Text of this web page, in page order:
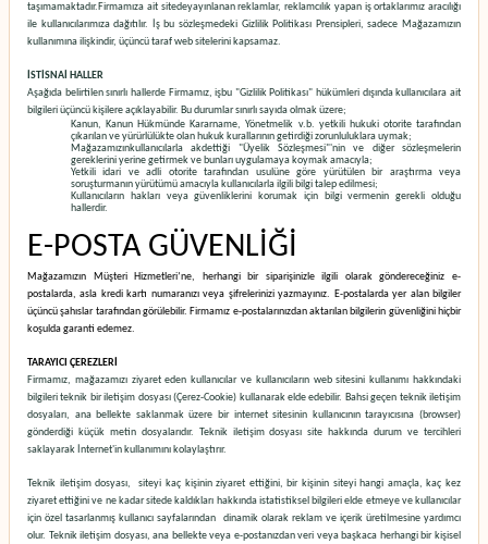
taşımamaktadır.Firmamıza ait sitedeyayınlanan reklamlar, reklamcılık yapan iş ortaklarımız aracılığı
ile kullanıcılarımıza dağıtılır. İş bu sözleşmedeki Gizlilik Politikası Prensipleri, sadece Mağazamızın
kullanımına ilişkindir, üçüncü taraf web sitelerini kapsamaz.
İSTİSNAİ HALLER
Aşağıda belirtilen sınırlı hallerde Firmamız, işbu "Gizlilik Politikası" hükümleri dışında kullanıcılara ait
bilgileri üçüncü kişilere açıklayabilir. Bu durumlar sınırlı sayıda olmak üzere;
Kanun, Kanun Hükmünde Kararname, Yönetmelik v.b. yetkili hukuki otorite tarafından
çıkarılan ve yürürlülükte olan hukuk kurallarının getirdiği zorunluluklara uymak;
Mağazamızınkullanıcılarla akdettiği "Üyelik Sözleşmesi"'nin ve diğer sözleşmelerin
gereklerini yerine getirmek ve bunları uygulamaya koymak amacıyla;
Yetkili idari ve adli otorite tarafından usulüne göre yürütülen bir araştırma veya
soruşturmanın yürütümü amacıyla kullanıcılarla ilgili bilgi talep edilmesi;
Kullanıcıların hakları veya güvenliklerini korumak için bilgi vermenin gerekli olduğu
hallerdir.
E-POSTA GÜVENLİĞİ
Mağazamızın Müşteri Hizmetleri’ne, herhangi bir siparişinizle ilgili olarak göndereceğiniz e-
postalarda, asla kredi kartı numaranızı veya şifrelerinizi yazmayınız. E-postalarda yer alan bilgiler
üçüncü şahıslar tarafından görülebilir. Firmamız e-postalarınızdan aktarılan bilgilerin güvenliğini hiçbir
koşulda garanti edemez.
TARAYICI ÇEREZLERİ
Firmamız, mağazamızı ziyaret eden kullanıcılar ve kullanıcıların web sitesini kullanımı hakkındaki
bilgileri teknik bir iletişim dosyası (Çerez-Cookie) kullanarak elde edebilir. Bahsi geçen teknik iletişim
dosyaları, ana bellekte saklanmak üzere bir internet sitesinin kullanıcının tarayıcısına (browser)
gönderdiği küçük metin dosyalarıdır. Teknik iletişim dosyası site hakkında durum ve tercihleri
saklayarak İnternet'in kullanımını kolaylaştırır.
Teknik iletişim dosyası, siteyi kaç kişinin ziyaret ettiğini, bir kişinin siteyi hangi amaçla, kaç kez
ziyaret ettiğini ve ne kadar sitede kaldıkları hakkında istatistiksel bilgileri elde etmeye ve kullanıcılar
için özel tasarlanmış kullanıcı sayfalarından dinamik olarak reklam ve içerik üretilmesine yardımcı
olur. Teknik iletişim dosyası, ana bellekte veya e-postanızdan veri veya başkaca herhangi bir kişisel